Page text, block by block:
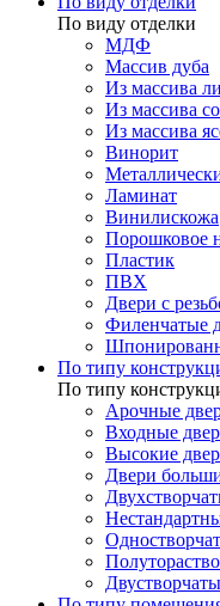
По виду отделки
МДФ
Массив дуба
Из массива
Из массива
Из массива
Винорит
Ламинат
Винилискожа
Порошковое
Пластик
ПВХ
Двери с
Филенчатые
По типу
По типу
Арочные
Входные
Высокие
Двери